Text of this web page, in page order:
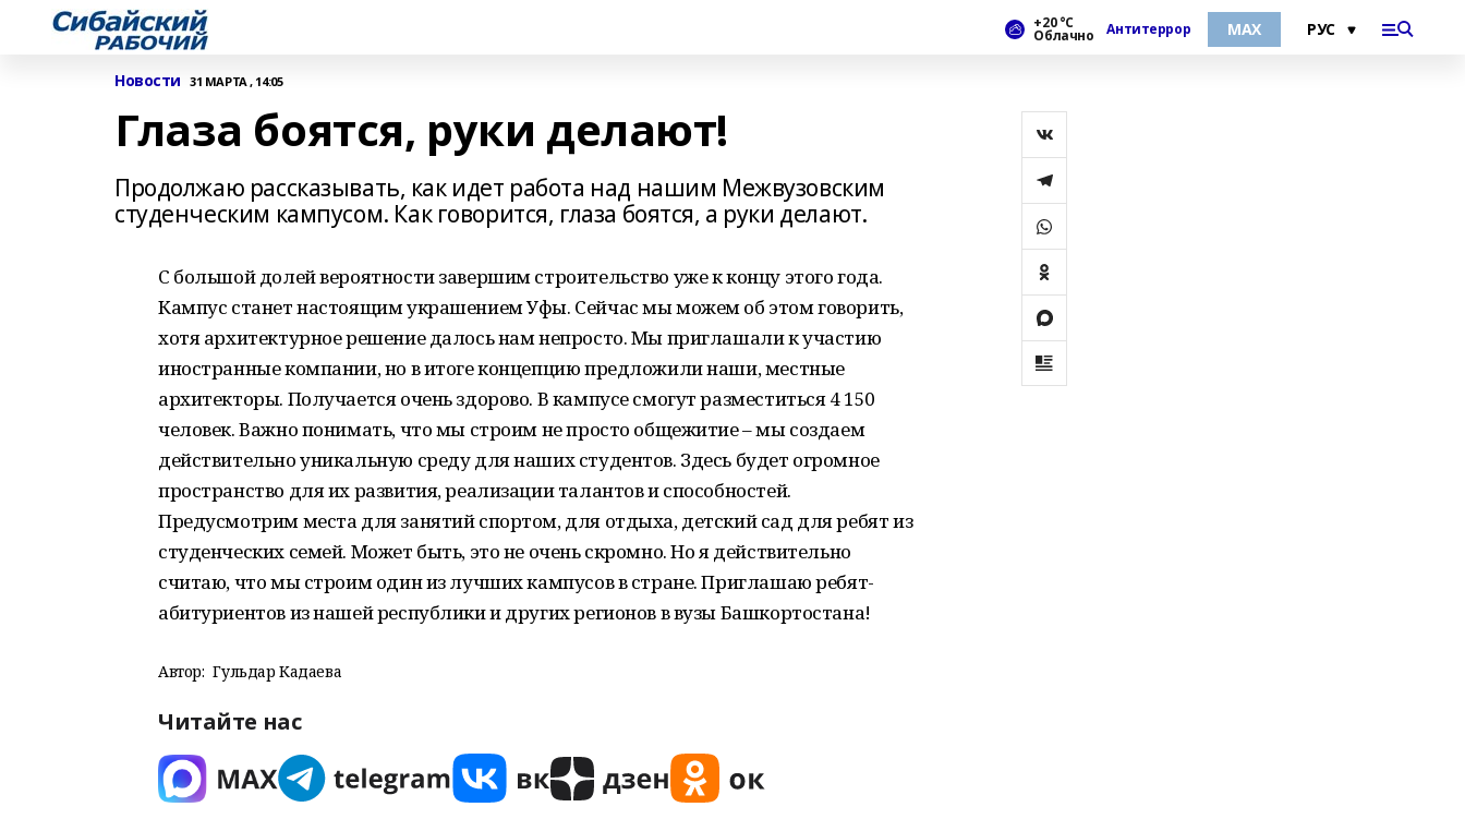
+20 °С
Облачно Антитеррор МАХ
Новости 31 МАРТА , 14:05
Глаза боятся, руки делают!
Продолжаю рассказывать, как идет работа над нашим Межвузовским
студенческим кампусом. Как говорится, глаза боятся, а руки делают.
С большой долей вероятности завершим строительство уже к концу этого года.
Кампус станет настоящим украшением Уфы. Сейчас мы можем об этом говорить,
хотя архитектурное решение далось нам непросто. Мы приглашали к участию
иностранные компании, но в итоге концепцию предложили наши, местные
архитекторы. Получается очень здорово. В кампусе смогут разместиться 4 150
человек. Важно понимать, что мы строим не просто общежитие – мы создаем
действительно уникальную среду для наших студентов. Здесь будет огромное
пространство для их развития, реализации талантов и способностей.
Предусмотрим места для занятий спортом, для отдыха, детский сад для ребят из
студенческих семей. Может быть, это не очень скромно. Но я действительно
считаю, что мы строим один из лучших кампусов в стране. Приглашаю ребят-
абитуриентов из нашей республики и других регионов в вузы Башкортостана!
Автор: Гульдар Кадаева
Читайте нас